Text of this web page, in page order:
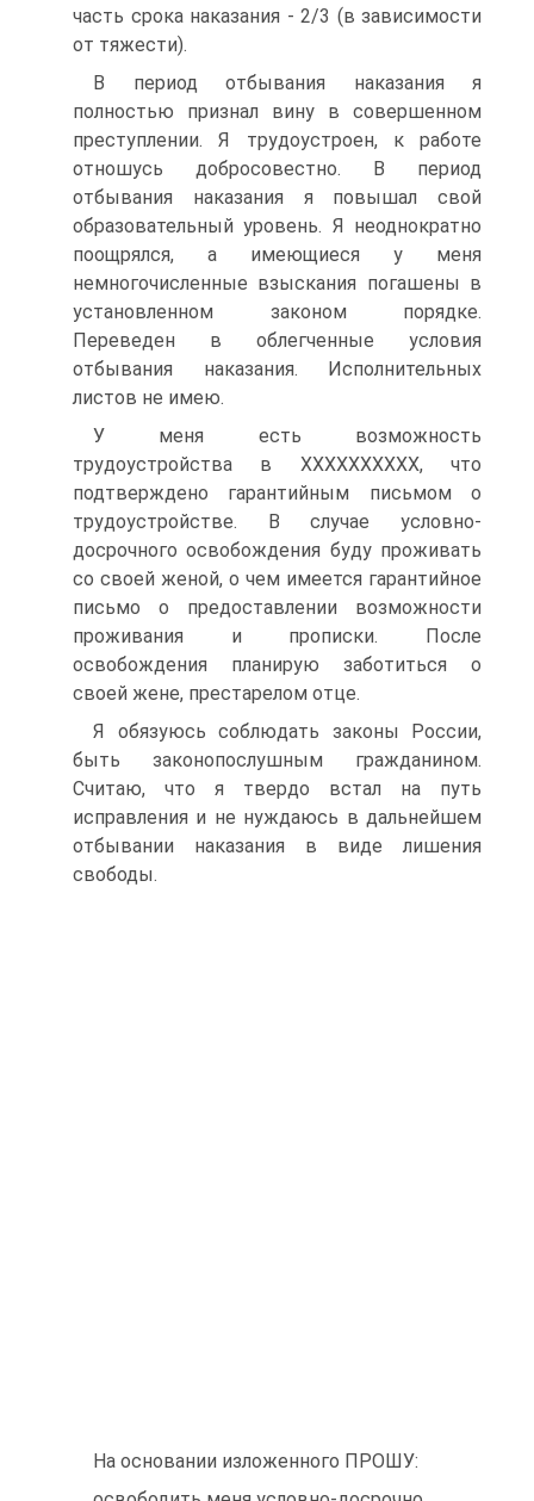
часть срока наказания - 2/3 (в зависимости
от тяжести).
В период отбывания наказания я
полностью признал вину в совершенном
преступлении. Я трудоустроен, к работе
отношусь добросовестно. В период
отбывания наказания я повышал свой
образовательный уровень. Я неоднократно
поощрялся, а имеющиеся у меня
немногочисленные взыскания погашены в
установленном законом порядке.
Переведен в облегченные условия
отбывания наказания. Исполнительных
листов не имею.
У меня есть возможность
трудоустройства в ХХХХХХХХХХ, что
подтверждено гарантийным письмом о
трудоустройстве. В случае условно-
досрочного освобождения буду проживать
со своей женой, о чем имеется гарантийное
письмо о предоставлении возможности
проживания и прописки. После
освобождения планирую заботиться о
своей жене, престарелом отце.
Я обязуюсь соблюдать законы России,
быть законопослушным гражданином.
Считаю, что я твердо встал на путь
исправления и не нуждаюсь в дальнейшем
отбывании наказания в виде лишения
свободы.
На основании изложенного ПРОШУ: